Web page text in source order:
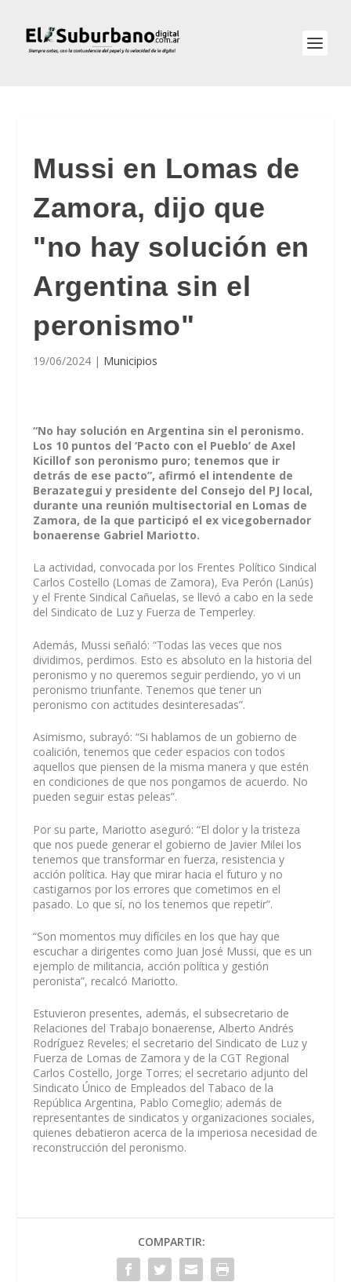
Mussi en Lomas de
Zamora, dijo que
"no hay solución en
Argentina sin el
peronismo"
19/06/2024 | Municipios
“No hay solución en Argentina sin el peronismo.
Los 10 puntos del ‘Pacto con el Pueblo’ de Axel
Kicillof son peronismo puro; tenemos que ir
detrás de ese pacto”, afirmó el intendente de
Berazategui y presidente del Consejo del PJ local,
durante una reunión multisectorial en Lomas de
Zamora, de la que participó el ex vicegobernador
bonaerense Gabriel Mariotto.
La actividad, convocada por los Frentes Político Sindical
Carlos Costello (Lomas de Zamora), Eva Perón (Lanús)
y el Frente Sindical Cañuelas, se llevó a cabo en la sede
del Sindicato de Luz y Fuerza de Temperley.
Además, Mussi señaló: “Todas las veces que nos
dividimos, perdimos. Esto es absoluto en la historia del
peronismo y no queremos seguir perdiendo, yo vi un
peronismo triunfante. Tenemos que tener un
peronismo con actitudes desinteresadas”.
Asimismo, subrayó: “Si hablamos de un gobierno de
coalición, tenemos que ceder espacios con todos
aquellos que piensen de la misma manera y que estén
en condiciones de que nos pongamos de acuerdo. No
pueden seguir estas peleas”.
Por su parte, Mariotto aseguró: “El dolor y la tristeza
que nos puede generar el gobierno de Javier Milei los
tenemos que transformar en fuerza, resistencia y
acción política. Hay que mirar hacia el futuro y no
castigarnos por los errores que cometimos en el
pasado. Lo que sí, no los tenemos que repetir”.
“Son momentos muy difíciles en los que hay que
escuchar a dirigentes como Juan José Mussi, que es un
ejemplo de militancia, acción política y gestión
peronista”, recalcó Mariotto.
Estuvieron presentes, además, el subsecretario de
Relaciones del Trabajo bonaerense, Alberto Andrés
Rodríguez Reveles; el secretario del Sindicato de Luz y
Fuerza de Lomas de Zamora y de la CGT Regional
Carlos Costello, Jorge Torres; el secretario adjunto del
Sindicato Único de Empleados del Tabaco de la
República Argentina, Pablo Comeglio; además de
representantes de sindicatos y organizaciones sociales,
quienes debatieron acerca de la imperiosa necesidad de
reconstrucción del peronismo.
COMPARTIR: